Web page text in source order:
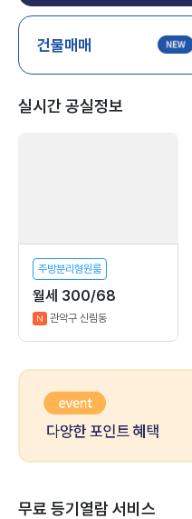
건물매매
실시간 공실정보
주방분리형원룸
월세 300/68
N 관악구 신림동
무료 등기열람 서비스